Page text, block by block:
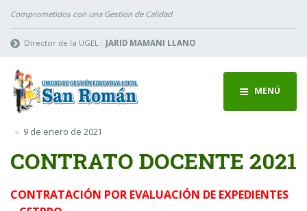
Comprometidos con una Gestion de Calidad
Director de la UGEL : JARID MAMANI LLANO
MENÚ
9 de enero de 2021
CONTRATO DOCENTE 2021
CONTRATACIÓN POR EVALUACIÓN DE EXPEDIENTES